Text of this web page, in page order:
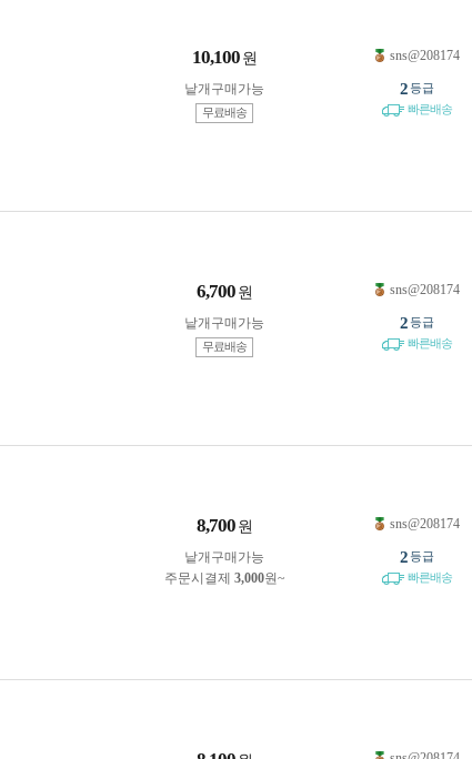
10,100 원
낱개구매가능
무료배송
sns@208174
2등급
빠른배송
6,700 원
낱개구매가능
무료배송
sns@208174
2등급
빠른배송
8,700 원
낱개구매가능
주문시결제 3,000원~
sns@208174
2등급
빠른배송